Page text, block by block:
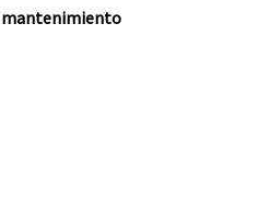
mantenimiento